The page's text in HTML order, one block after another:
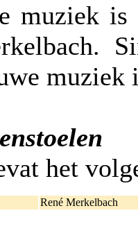
muziek is
muziek
het
René Merkelbach